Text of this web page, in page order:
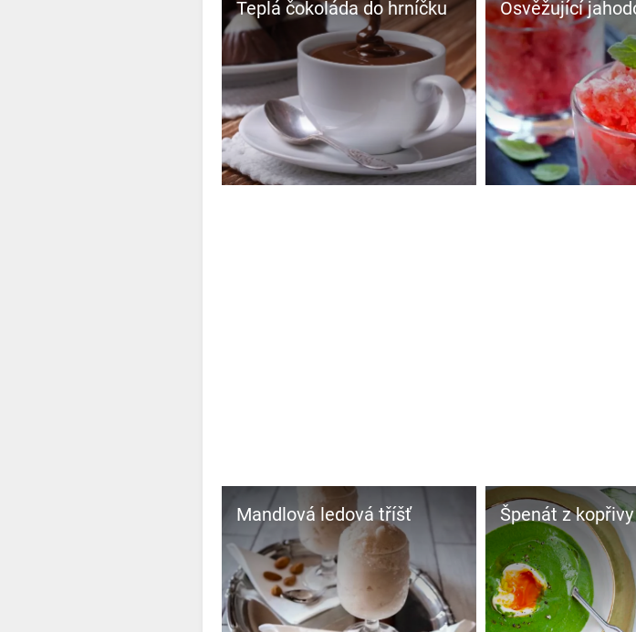
Teplá čokoláda do hrníčku Osvěžující
Mandlová ledová tříšť Špenát z kopřivy